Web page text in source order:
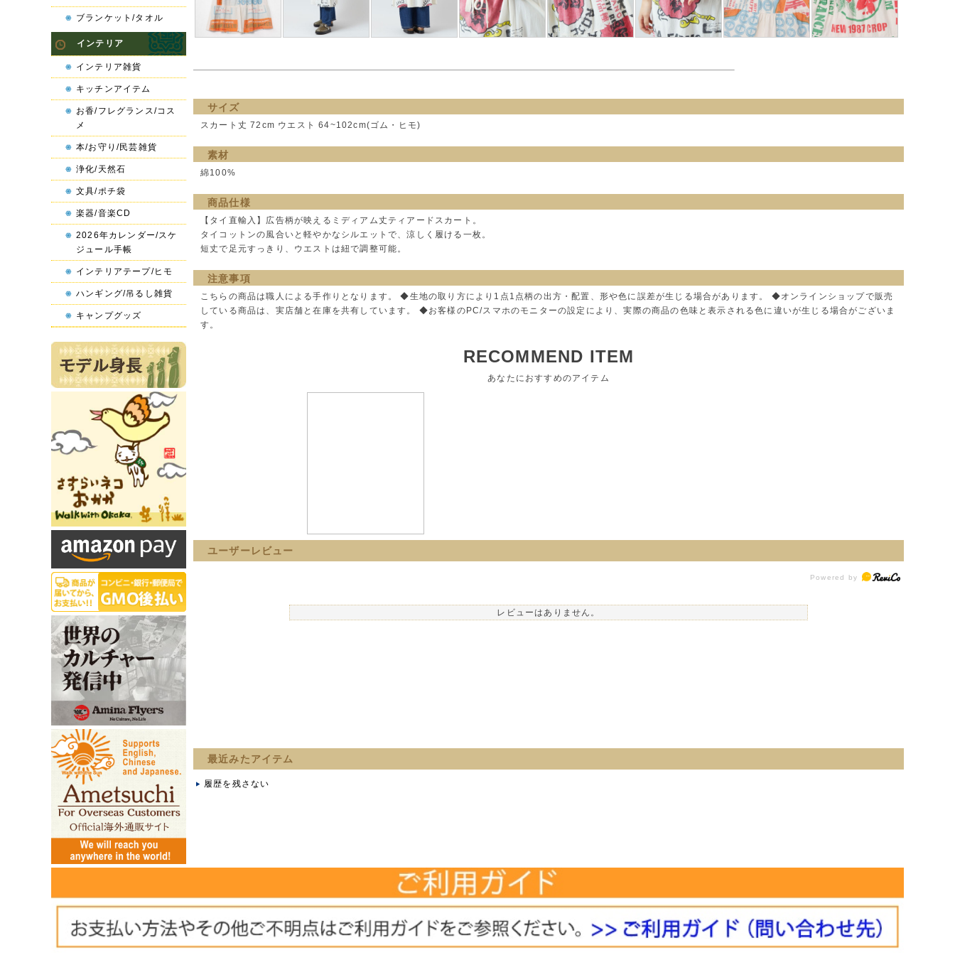
サイズ
スカート丈 72cm ウエスト 64~102cm(ゴム・ヒモ)
素材
綿100%
商品仕様
【タイ直輸入】広告柄が映えるミディアム丈ティアードスカート。
タイコットンの風合いと軽やかなシルエットで、涼しく履ける一枚。
短丈で足元すっきり、ウエストは紐で調整可能。
注意事項
こちらの商品は職人による手作りとなります。 ◆生地の取り方により1点1点柄の出方・配置、形や色に誤差が生じる場合があります。 ◆オンラインショップで販売
している商品は、実店舗と在庫を共有しています。 ◆お客様のPC/スマホのモニターの設定により、実際の商品の色味と表示される色に違いが生じる場合がございま
す。
RECOMMEND ITEM
あなたにおすすめのアイテム
ユーザーレビュー
レビューはありません。
最近みたアイテム
履歴を残さない
ブランケット/タオル
インテリア
インテリア雑貨
キッチンアイテム
お香/フレグランス/コス
メ
本/お守り/民芸雑貨
浄化/天然石
文具/ポチ袋
楽器/音楽CD
2026年カレンダー/スケ
ジュール手帳
インテリアテープ/ヒモ
ハンギング/吊るし雑貨
キャンプグッズ